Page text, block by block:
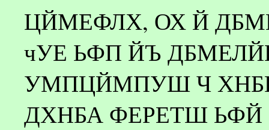
ЦЙМЕФЛХ, ОХ Й
чУЕ ЬФП ЙЪ
УМПЦЙМПУШ Ч
ДХНБА ФЕРЕТШ